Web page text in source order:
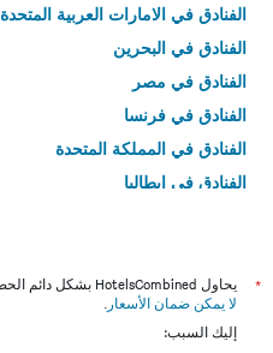
الفنادق في الامارات العربية المتحدة
الفنادق في البحرين
الفنادق في مصر
الفنادق في فرنسا
الفنادق في المملكة المتحدة
الفنادق في إيطاليا
*
يحاول HotelsCombined بشكل دائم الحصول على الأسعار الدقيقة، ولكن
لا يمكن ضمان الأسعار .
إليك السبب: